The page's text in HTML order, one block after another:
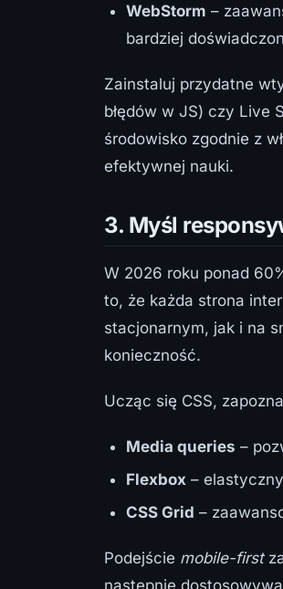
WebStorm –
bardziej
Zainstaluj przydatne
błędów w JS) czy Live
środowisko zgodnie z
efektywnej nauki.
3. Myśl
W 2026 roku ponad
to, że każda strona
stacjonarnym, jak i na
konieczność.
Ucząc się CSS,
Media queries –
Flexbox –
CSS Grid –
Podejście mobile-first